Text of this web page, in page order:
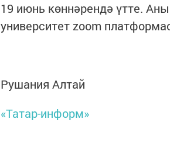
19 июнь көннәрендә үтте.
университет zoom
Рушания Алтай
«Татар-информ»